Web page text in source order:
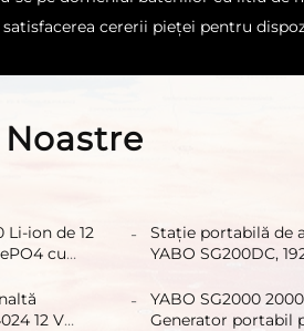
cererii pieței pentru
Li-ion de 12
cu
Li-ion
Stație portabilă de
YABO SG200DC,
rapidă, sursă de
energie
12 V
YABO SG2000
Generator portabil